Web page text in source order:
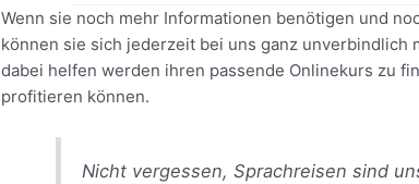
Wenn sie noch mehr Informationen benötigen und
können sie sich jederzeit bei uns ganz unverbindlich
dabei helfen werden ihren passende Onlinekurs zu
profitieren können.
Nicht vergessen, Sprachreisen sind